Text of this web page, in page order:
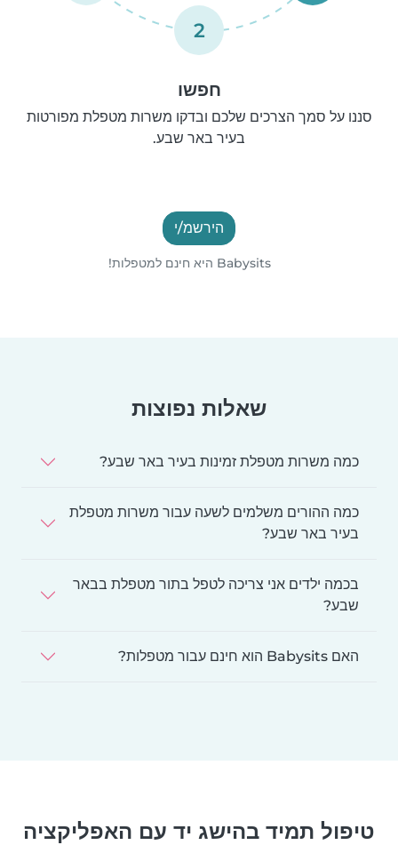
2
חפשו
סננו על סמך הצרכים שלכם ובדקו משרות מטפלת מפורטות
בעיר באר שבע.
הירשמ/י
Babysits היא חינם למטפלות!
שאלות נפוצות
כמה משרות מטפלת זמינות בעיר באר שבע?
כמה ההורים משלמים לשעה עבור משרות מטפלת
בעיר באר שבע?
בכמה ילדים אני צריכה לטפל בתור מטפלת בבאר
שבע?
האם Babysits הוא חינם עבור מטפלות?
טיפול תמיד בהישג יד עם האפליקציה